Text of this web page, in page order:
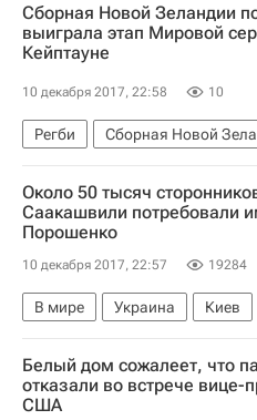
Сборная Новой Зеландии
выиграла этап Мировой
Кейптауне
10 декабря 2017, 22:58 10
Регби Сборная Новой
Около 50 тысяч
Саакашвили потребовали
Порошенко
10 декабря 2017, 22:57 19284
В мире Украина
Киев
Михаил Саакашвили
Юрий
Сергей Курченко
Уголовное дело против
Белый дом сожалеет, что
отказали во встрече вице-
США